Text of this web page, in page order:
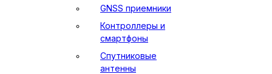
GNSS приемники
Контроллеры и
смартфоны
Спутниковые
антенны